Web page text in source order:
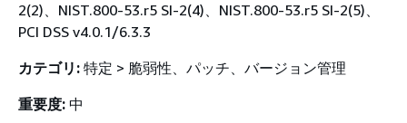
2(2)、NIST.800-53.r5 SI-2(4)、NIST.800-53.r5 SI-2(5)、
PCI DSS v4.0.1/6.3.3
カテゴリ: 特定 > 脆弱性、パッチ、バージョン管理
重要度: 中